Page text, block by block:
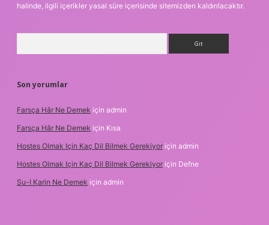
halinde, ilgili içerikler yasal süre içerisinde sitemizden kaldırılacaktır.
Son yorumlar
Farsça Hâr Ne Demek için admin
Farsça Hâr Ne Demek için Kısa
Hostes Olmak Için Kaç Dil Bilmek Gerekiyor için admin
Hostes Olmak Için Kaç Dil Bilmek Gerekiyor için Defne
Su-I Karin Ne Demek için admin